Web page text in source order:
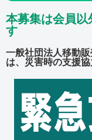
本募集は会員以
す
一般社団法人移動
は、災害時の支援